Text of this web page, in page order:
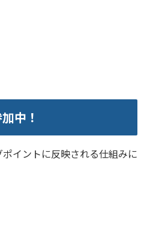
中！
イントに反映される仕組みに